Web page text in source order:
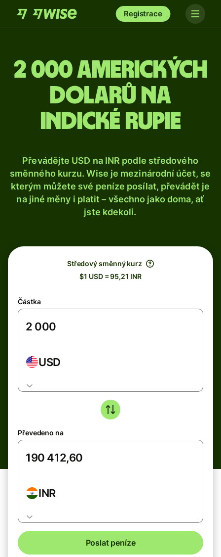
Registrace
2 000 amerických
dolarů na
indické rupie
Převádějte USD na INR podle středového
směnného kurzu. Wise je mezinárodní účet, se
kterým můžete své peníze posílat, převádět je
na jiné měny i platit – všechno jako doma, ať
jste kdekoli.
Středový směnný kurz
$1 USD = 95,21 INR
Částka
USD
Převedeno na
INR
Poslat peníze